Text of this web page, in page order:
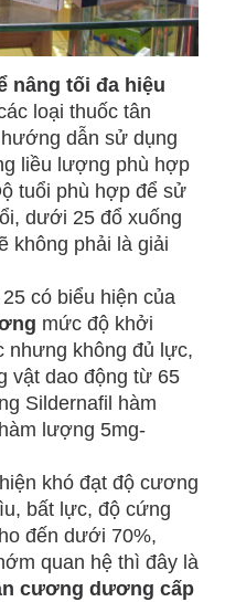
nâng tối đa hiệu
loại thuốc tân
dẫn sử dụng
liều lượng phù hợp
tuổi phù hợp để sử
dưới 25 đổ xuống
không phải là giải
có biểu hiện của
mức độ khởi
nhưng không đủ lực,
vật dao động từ 65
Sildernafil hàm
lượng 5mg-
khó đạt độ cương
bất lực, độ cứng
đến dưới 70%,
quan hệ thì đây là
cương dương cấp